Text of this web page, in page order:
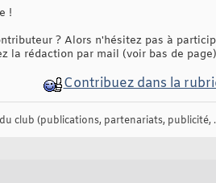
!
? Alors n'hésitez pas à
la rédaction par mail (voir bas de
Contribuez dans la
club (publications, partenariats, publicité,